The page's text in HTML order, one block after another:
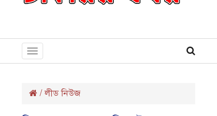
Toggle
navigation
/লীড নিউজ